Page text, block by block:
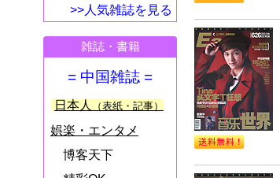
>>人気雑誌を見る
雑誌・書籍
= 中国雑誌 =
日本人 （表紙・記事）
娯楽・エンタメ
博客天下